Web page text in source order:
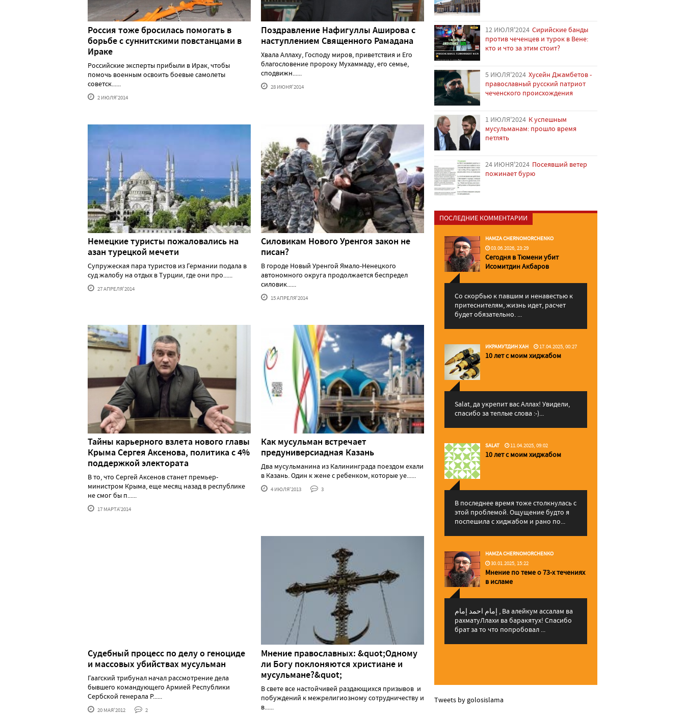
Россия тоже бросилась помогать в
борьбе с суннитскими повстанцами в
Ираке
Российские эксперты прибыли в Ирак, чтобы
помочь военным освоить боевые самолеты
советск......
2 ИЮЛЯ'2014
Поздравление Нафигуллы Аширова с
наступлением Священного Рамадана
Хвала Аллаху, Господу миров, приветствия и Его
благословение пророку Мухаммаду, его семье,
сподвижн......
28 ИЮНЯ'2014
Немецкие туристы пожаловались на
азан турецкой мечети
Супружеская пара туристов из Германии подала в
суд жалобу на отдых в Турции, где они про......
27 АПРЕЛЯ'2014
Силовикам Нового Уренгоя закон не
писан?
В городе Новый Уренгой Ямало-Ненецкого
автономного округа продолжается беспредел
силовик......
15 АПРЕЛЯ'2014
Тайны карьерного взлета нового главы
Крыма Сергея Аксенова, политика с 4%
поддержкой электората
В то, что Сергей Аксенов станет премьер-
министром Крыма, еще месяц назад в республике
не смог бы п......
17 МАРТА'2014
Как мусульман встречает
предуниверсиадная Казань
Два мусульманина из Калининграда поездом ехали
в Казань. Один к жене с ребенком, которые уе......
4 ИЮЛЯ'2013 3
Судебный процесс по делу о геноциде
и массовых убийствах мусульман
Гаагский трибунал начал рассмотрение дела
бывшего командующего Армией Республики
Сербской генерала Р......
20 МАЯ'2012 2
Мнение православных: &quot;Одному
ли Богу поклоняются христиане и
мусульмане?&quot;
В свете все настойчивей раздающихся призывов и
побуждений к межрелигиозному сотрудничеству и
в......
12 ИЮЛЯ'2024 Сирийские банды
против чеченцев и турок в Вене:
кто и что за этим стоит?
5 ИЮЛЯ'2024 Хусейн Джамбетов -
православный русский патриот
чеченского происхождения
1 ИЮЛЯ'2024 К успешным
мусульманам: прошло время
петлять
24 ИЮНЯ'2024 Посеявший ветер
пожинает бурю
ПОСЛЕДНИЕ КОММЕНТАРИИ
HAMZA CHERNOMORCHENKO
03.06.2026, 23:29
Сегодня в Тюмени убит
Исомитдин Акбаров
Со скорбью к павшим и ненавестью к
притеснителям, жизнь идет, расчет
будет обязательно. ...
ИКРАМУТДИН ХАН 17.04.2025, 00:27
10 лет с моим хиджабом
Salat, да укрепит вас Аллаx! Увидели,
спасибо за теплые слова :-)...
SALAT 11.04.2025, 09:02
10 лет с моим хиджабом
В последнее время тоже столкнулась с
этой проблемой. Ощущение будто я
поспешила с хиджабом и рано по...
HAMZA CHERNOMORCHENKO
30.01.2025, 15:22
Мнение по теме о 73-х течениях
в исламе
إمام احمد إمام , Ва алейкум ассалам ва
рахматуЛлахи ва баракятух! Спасибо
брат за то что попробовал ...
Tweets by golosislama